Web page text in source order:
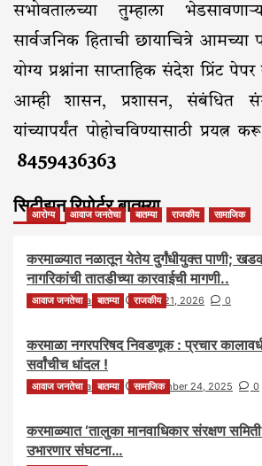
सभोवतालच्या तुम्हाला
सार्वजनिक हिताची छायाचित्रे आमच्या
योग्य प्रश्नांना साप्ताहिक संदेश प्रिंट
आम्ही शासन, प्रशासन, संबंधित
यांच्यापर्यंत पोहोचविण्यासाठी प्रयत्न
8459436363
सिटीझन रिपोर्टर बातम्या
आरोग्य आवाज जनतेचा बातम्या राजकीय सामाजिक
करमाळ्यात नळातून येतेय दुर्गंधीयुक्त पाणी;
नागरिकांची तातडीच्या कारवाईची मागणी..
saptahiksandesh June 21, 2026 0
आवाज जनतेचा बातम्या राजकीय
करमाळा नगरपरिषद निवडणूक : प्रचार
सर्वांचीच धांदल !
saptahiksandesh November 24, 2025 0
आवाज जनतेचा बातम्या सामाजिक
करमाळ्यात ‘तालुका मानवाधिकार संरक्षण
उभारणार संघटना…